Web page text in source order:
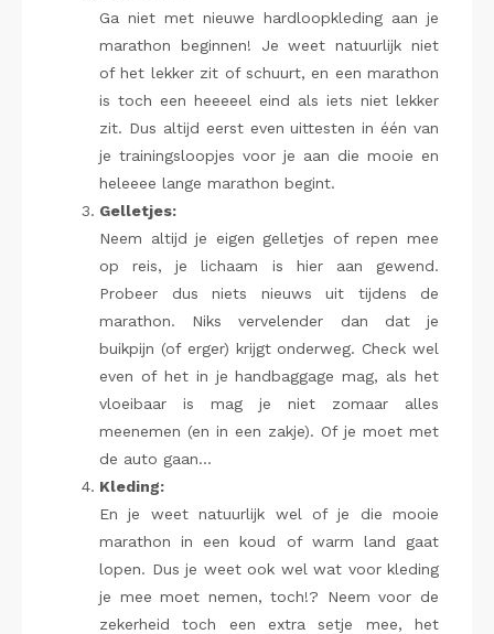
Ga niet met nieuwe hardloopkleding aan je
marathon beginnen! Je weet natuurlijk niet
of het lekker zit of schuurt, en een marathon
is toch een heeeeel eind als iets niet lekker
zit. Dus altijd eerst even uittesten in één van
je trainingsloopjes voor je aan die mooie en
heleeee lange marathon begint.
Gelletjes:
Neem altijd je eigen gelletjes of repen mee
op reis, je lichaam is hier aan gewend.
Probeer dus niets nieuws uit tijdens de
marathon. Niks vervelender dan dat je
buikpijn (of erger) krijgt onderweg. Check wel
even of het in je handbaggage mag, als het
vloeibaar is mag je niet zomaar alles
meenemen (en in een zakje). Of je moet met
de auto gaan…
Kleding:
En je weet natuurlijk wel of je die mooie
marathon in een koud of warm land gaat
lopen. Dus je weet ook wel wat voor kleding
je mee moet nemen, toch!? Neem voor de
zekerheid toch een extra setje mee, het